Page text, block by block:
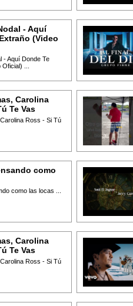
- Aquí
(Video
- Aquí Donde Te
...
Carolina
Te Vas
Ross - Si Tú
como
como las locas ...
Carolina
Te Vas
Ross - Si Tú